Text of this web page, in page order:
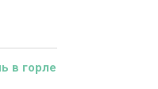
в горле